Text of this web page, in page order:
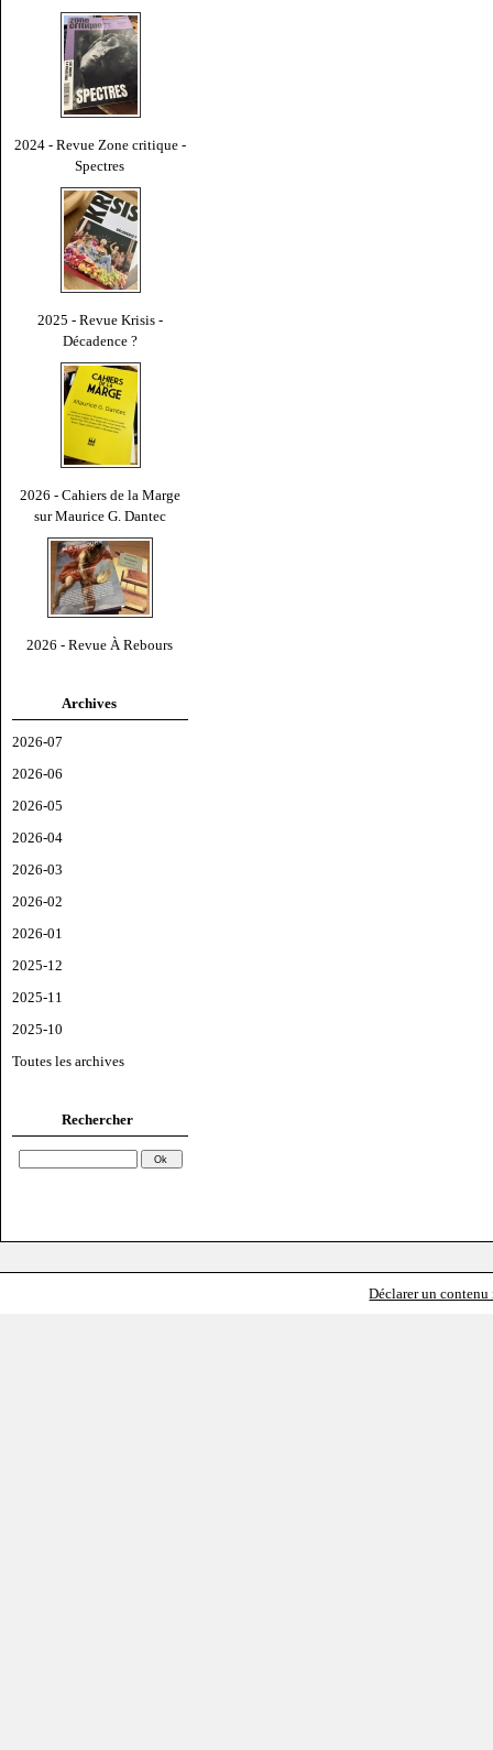
2024 - Revue Zone critique -
Spectres
2025 - Revue Krisis -
Décadence ?
2026 - Cahiers de la Marge
sur Maurice G. Dantec
2026 - Revue À Rebours
Archives
2026-07
2026-06
2026-05
2026-04
2026-03
2026-02
2026-01
2025-12
2025-11
2025-10
Toutes les archives
Rechercher
Déclarer un